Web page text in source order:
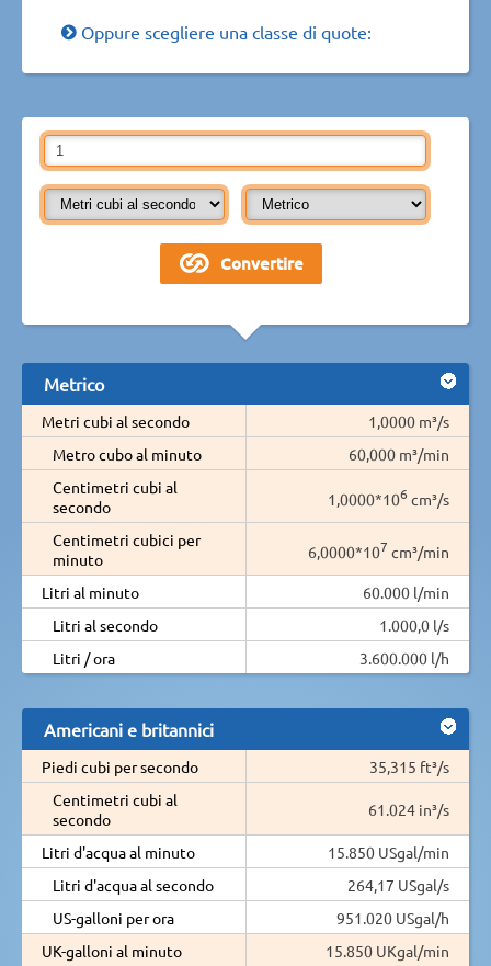
Oppure scegliere una classe di quote:
Metrico
Metri cubi al secondo
1,0000 m³/s
Metro cubo al minuto
60,000 m³/min
Centimetri cubi al
secondo
1,0000*106 cm³/s
Centimetri cubici per
minuto
6,0000*107 cm³/min
Litri al minuto
60.000 l/min
Litri al secondo
1.000,0 l/s
Litri / ora
3.600.000 l/h
Americani e britannici
Piedi cubi per secondo
35,315 ft³/s
Centimetri cubi al
secondo
61.024 in³/s
Litri d'acqua al minuto
15.850 USgal/min
Litri d'acqua al secondo
264,17 USgal/s
US-galloni per ora
951.020 USgal/h
UK-galloni al minuto
15.850 UKgal/min